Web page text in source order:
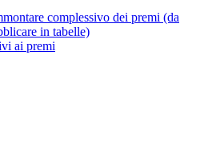
complessivo dei premi (da
in tabelle)
ai premi